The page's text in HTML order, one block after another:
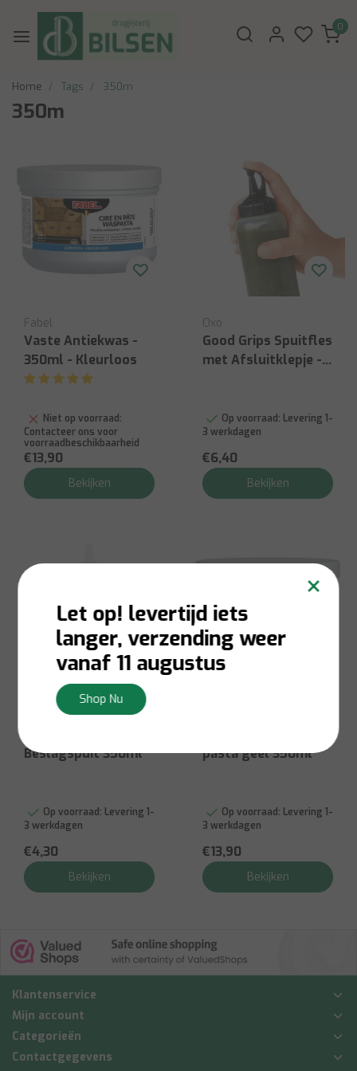
0
Home Tags 350m
350m
Fabel
Vaste Antiekwas -
350ml - Kleurloos
Niet op voorraad:
Contacteer ons voor
voorraadbeschikbaarheid
€13,90
Bekijken
Oxo
Good Grips Spuitfles
met Afsluitklepje -
Op voorraad: Levering 1-
3 werkdagen
€6,40
Bekijken
Beslagspuit 350ml
Op voorraad: Levering 1-
3 werkdagen
€4,30
Bekijken
pasta geel 350ml
Op voorraad: Levering 1-
3 werkdagen
€13,90
Bekijken
Klantenservice
Mijn account
Categorieën
Contactgegevens
×
Let op! levertijd iets
langer, verzending weer
vanaf 11 augustus
Shop Nu